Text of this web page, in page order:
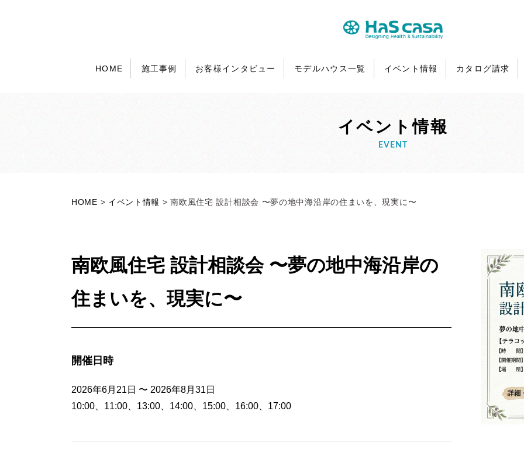
HOME 施工事例 お客様インタビュー モデルハウス一覧 イベント情報 カタログ請求
イベント情報
EVENT
HOME > イベント情報 >南欧風住宅 設計相談会 〜夢の地中海沿岸の住まいを、現実に〜
南欧風住宅 設計相談会 〜夢の地中海沿岸の
住まいを、現実に〜
開催日時
2026年6月21日 〜 2026年8月31日
10:00、11:00、13:00、14:00、15:00、16:00、17:00